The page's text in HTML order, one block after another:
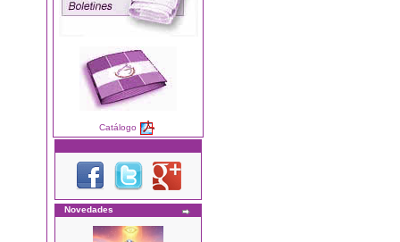
Catálogo
Novedades